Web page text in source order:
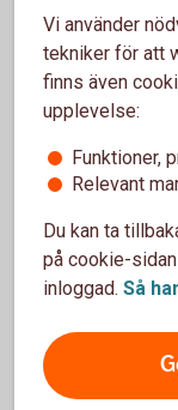
Kan ni
Kan ni
Indien?
Vad är bäst
För att
Vi använder
tekniker för att
finns även
upplevelse:
Funktioner,
Relevant
Du kan ta
på cookie-
inloggad. Så